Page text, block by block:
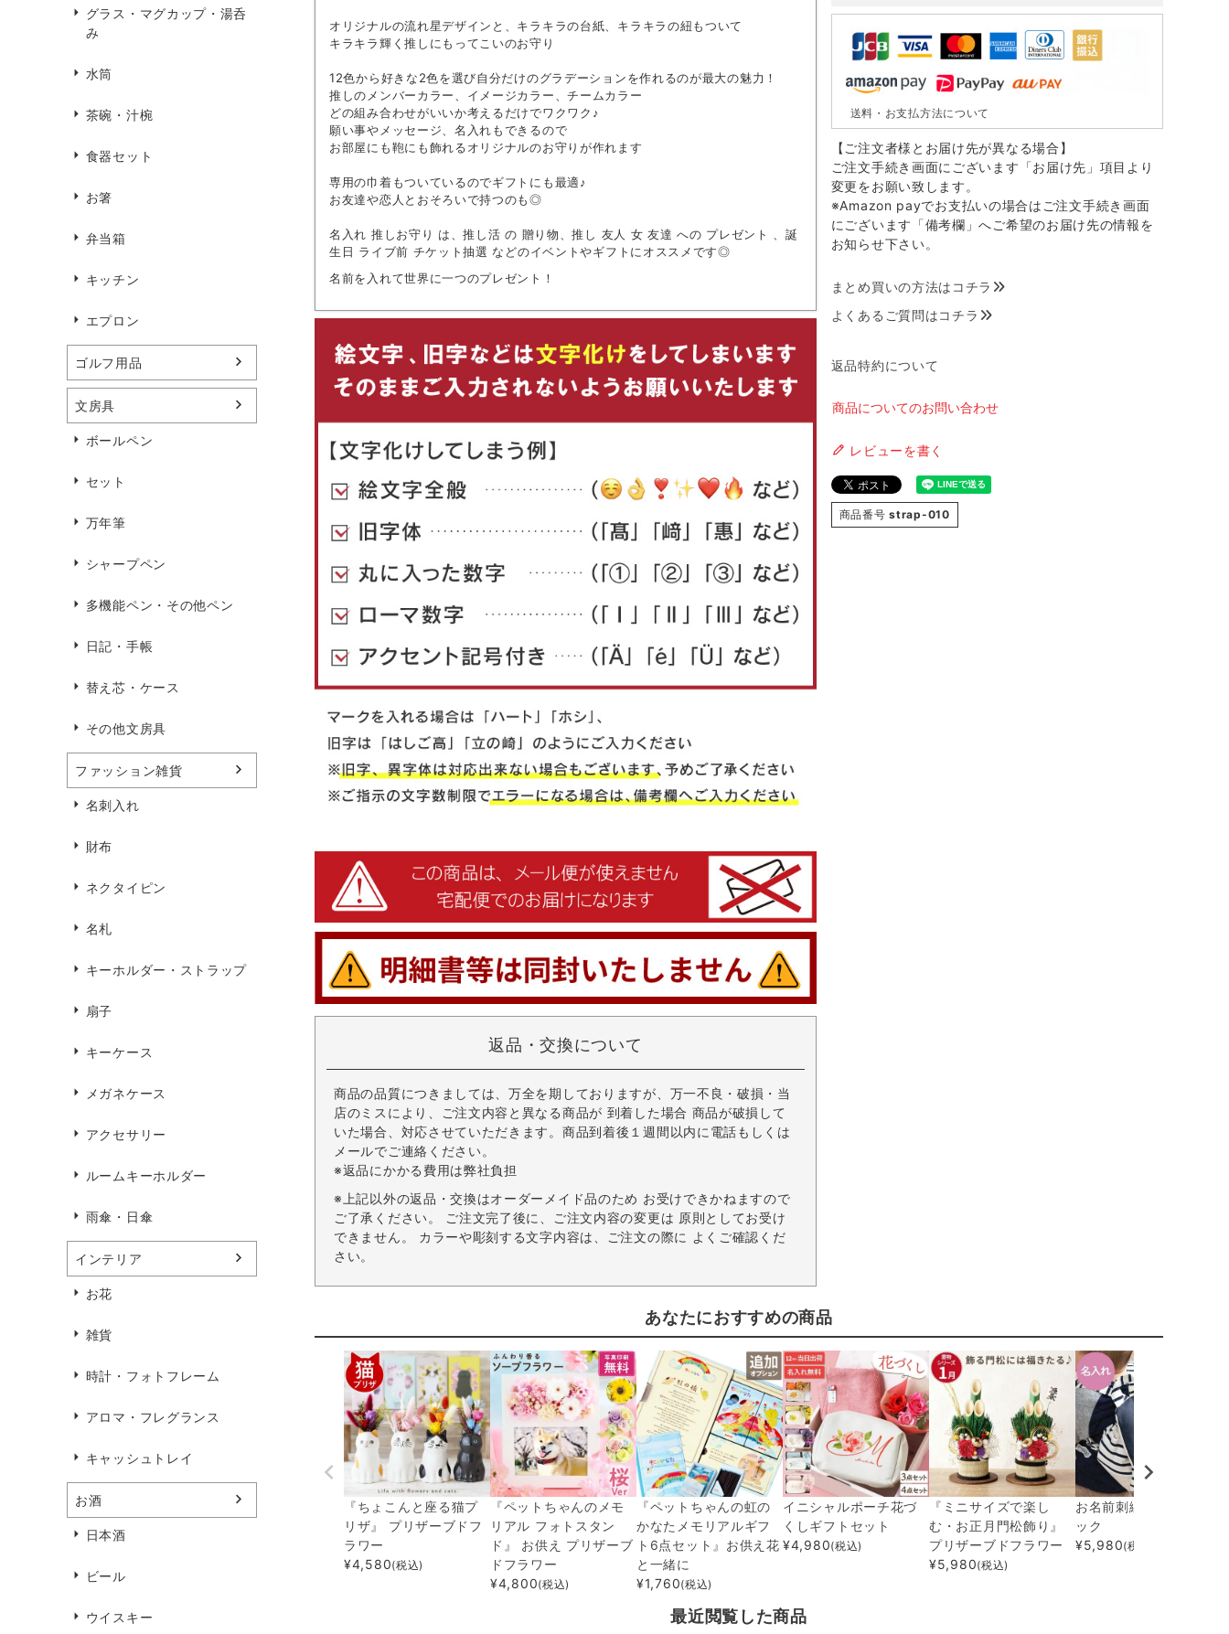
グラス・マグカップ・湯呑
み
水筒
茶碗・汁椀
食器セット
お箸
弁当箱
キッチン
エプロン
ゴルフ用品
文房具
ボールペン
セット
万年筆
シャープペン
多機能ペン・その他ペン
日記・手帳
替え芯・ケース
その他文房具
ファッション雑貨
名刺入れ
財布
ネクタイピン
名札
キーホルダー・ストラップ
扇子
キーケース
メガネケース
アクセサリー
ルームキーホルダー
雨傘・日傘
インテリア
お花
雑貨
時計・フォトフレーム
アロマ・フレグランス
キャッシュトレイ
お酒
日本酒
ビール
ウイスキー
オリジナルの流れ星デザインと、キラキラの台紙、キラキラの紐もついて
キラキラ輝く推しにもってこいのお守り
12色から好きな2色を選び自分だけのグラデーションを作れるのが最大の魅力！
推しのメンバーカラー、イメージカラー、チームカラー
どの組み合わせがいいか考えるだけでワクワク♪
願い事やメッセージ、名入れもできるので
お部屋にも鞄にも飾れるオリジナルのお守りが作れます
専用の巾着もついているのでギフトにも最適♪
お友達や恋人とおそろいで持つのも◎
名入れ 推しお守り は、推し活 の 贈り物、推し 友人 女 友達 への プレゼント 、誕
生日 ライブ前 チケット抽選 などのイベントやギフトにオススメです◎
名前を入れて世界に一つのプレゼント！
返品・交換について
商品の品質につきましては、万全を期しておりますが、万一不良・破損・当
店のミスにより、ご注文内容と異なる商品が 到着した場合 商品が破損して
いた場合、対応させていただきます。商品到着後１週間以内に電話もしくは
メールでご連絡ください。
※返品にかかる費用は弊社負担
※上記以外の返品・交換はオーダーメイド品のため お受けできかねますので
ご了承ください。 ご注文完了後に、ご注文内容の変更は 原則としてお受け
できません。 カラーや彫刻する文字内容は、ご注文の際に よくご確認くだ
さい。
送料・お支払方法について
【ご注文者様とお届け先が異なる場合】
ご注文手続き画面にございます「お届け先」項目より
変更をお願い致します。
※Amazon payでお支払いの場合はご注文手続き画面
にございます「備考欄」へご希望のお届け先の情報を
お知らせ下さい。
まとめ買いの方法はコチラ
よくあるご質問はコチラ
返品特約について
商品についてのお問い合わせ
レビューを書く
商品番号 strap-010
あなたにおすすめの商品
『ちょこんと座る猫プ
リザ』 プリザーブドフ
ラワー
¥4,580(税込)
『ペットちゃんのメモ
リアル フォトスタン
ド』 お供え プリザーブ
ドフラワー
¥4,800(税込)
『ペットちゃんの虹の
かなたメモリアルギフ
ト6点セット』お供え花
と一緒に
¥1,760(税込)
イニシャルポーチ花づ
くしギフトセット
¥4,980(税込)
『ミニサイズで楽し
む・お正月門松飾り』
プリザーブドフラワー
¥5,980(税込)
お名前刺繍ベビーリュ
ック
¥5,980(税込)
最近閲覧した商品